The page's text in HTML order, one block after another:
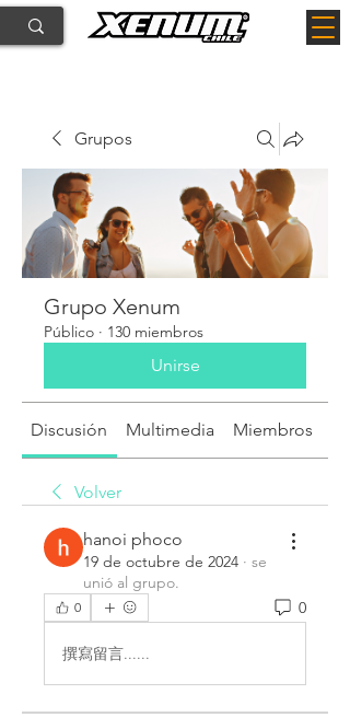
Grupos
Grupo Xenum
Público · 130 miembros
Unirse
Discusión Multimedia Miembros
Volver
hanoi phoco
19 de octubre de 2024 · se
unió al grupo.
0 0
撰寫留言......